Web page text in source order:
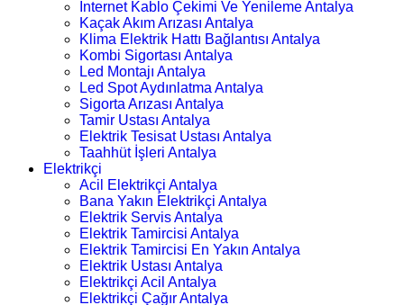
İnternet Kablo Çekimi Ve Yenileme Antalya
Kaçak Akım Arızası Antalya
Klima Elektrik Hattı Bağlantısı Antalya
Kombi Sigortası Antalya
Led Montajı Antalya
Led Spot Aydınlatma Antalya
Sigorta Arızası Antalya
Tamir Ustası Antalya
Elektrik Tesisat Ustası Antalya
Taahhüt İşleri Antalya
Elektrikçi
Acil Elektrikçi Antalya
Bana Yakın Elektrikçi Antalya
Elektrik Servis Antalya
Elektrik Tamircisi Antalya
Elektrik Tamircisi En Yakın Antalya
Elektrik Ustası Antalya
Elektrikçi Acil Antalya
Elektrikçi Çağır Antalya